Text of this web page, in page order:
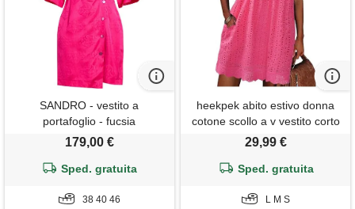
SANDRO - vestito a
portafoglio - fucsia
179,00 €
Sped. gratuita
38 40 46
heekpek abito estivo donna
cotone scollo a v vestito corto
donna senza maniche con
jacquard casual abito mare da
29,99 €
Sped. gratuita
L M S